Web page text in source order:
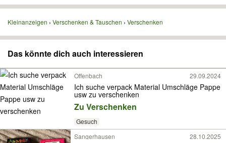
Kleinanzeigen Verschenken & Tauschen Verschenken
Das könnte dich auch interessieren
Offenbach 29.09.2024
Ich suche verpack Material Umschläge Pappe
usw zu verschenken
Zu Verschenken
Gesuch
Sangerhausen 28.10.2025